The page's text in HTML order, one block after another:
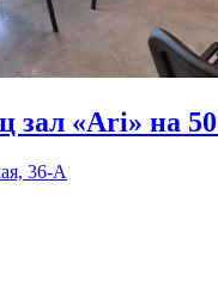
зал «Ari» на 50
36-А